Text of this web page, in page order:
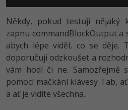
Někdy, pokud testuji nějaký
zapnu commandBlockOutput a
abych lépe viděl, co se děje.
doporučuji odzkoušet a
vám hodí či ne. Samozřejmě
pomocí mačkání klávesy Tab,
a ať je vidíte všechna.